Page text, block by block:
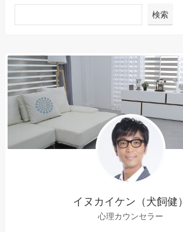
検索
イヌカイケン（犬飼健）
心理カウンセラー